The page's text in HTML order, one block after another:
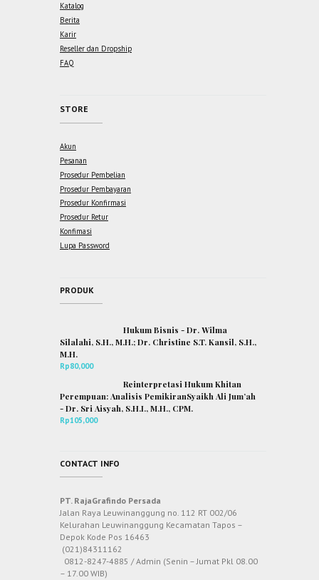
Katalog
Berita
Karir
Reseller dan Dropship
FAQ
STORE
Akun
Pesanan
Prosedur Pembelian
Prosedur Pembayaran
Prosedur Konfirmasi
Prosedur Retur
Konfimasi
Lupa Password
PRODUK
Hukum Bisnis - Dr. Wilma
Silalahi, S.H., M.H.; Dr. Christine S.T. Kansil, S.H.,
M.H.
Rp80,000
Reinterpretasi Hukum Khitan
Perempuan: Analisis PemikiranSyaikh Ali Jum’ah
- Dr. Sri Aisyah, S.H.I., M.H., CPM.
Rp105,000
CONTACT INFO
PT. RajaGrafindo Persada
Jalan Raya Leuwinanggung no. 112 RT 002/06
Kelurahan Leuwinanggung Kecamatan Tapos –
Depok Kode Pos 16463
(021)84311162
0812-8247-4885 / Admin (Senin – Jumat Pkl 08.00
– 17.00 WIB)